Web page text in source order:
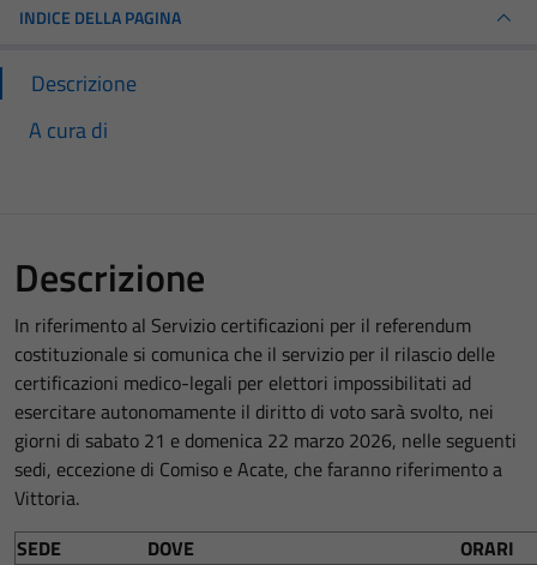
INDICE DELLA PAGINA
Descrizione
A cura di
Descrizione
In riferimento al Servizio certificazioni per il referendum
costituzionale si comunica che il servizio per il rilascio delle
certificazioni medico-legali per elettori impossibilitati ad
esercitare autonomamente il diritto di voto sarà svolto, nei
giorni di sabato 21 e domenica 22 marzo 2026, nelle seguenti
sedi, eccezione di Comiso e Acate, che faranno riferimento a
Vittoria.
SEDE
DOVE ORARI